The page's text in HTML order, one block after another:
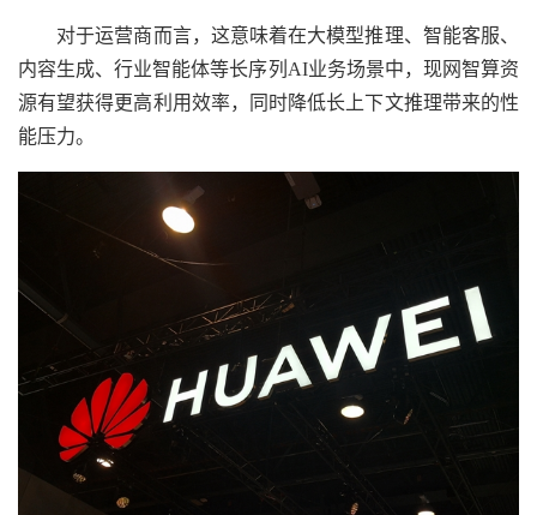
对于运营商而言，这意味着在大模型推理、智能客服、
内容生成、行业智能体等长序列AI业务场景中，现网智算资
源有望获得更高利用效率，同时降低长上下文推理带来的性
能压力。